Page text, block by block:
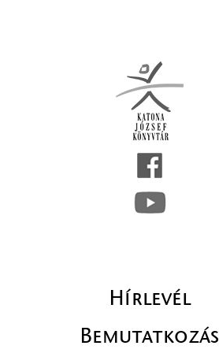
Hírlevél
Bemutatkozás